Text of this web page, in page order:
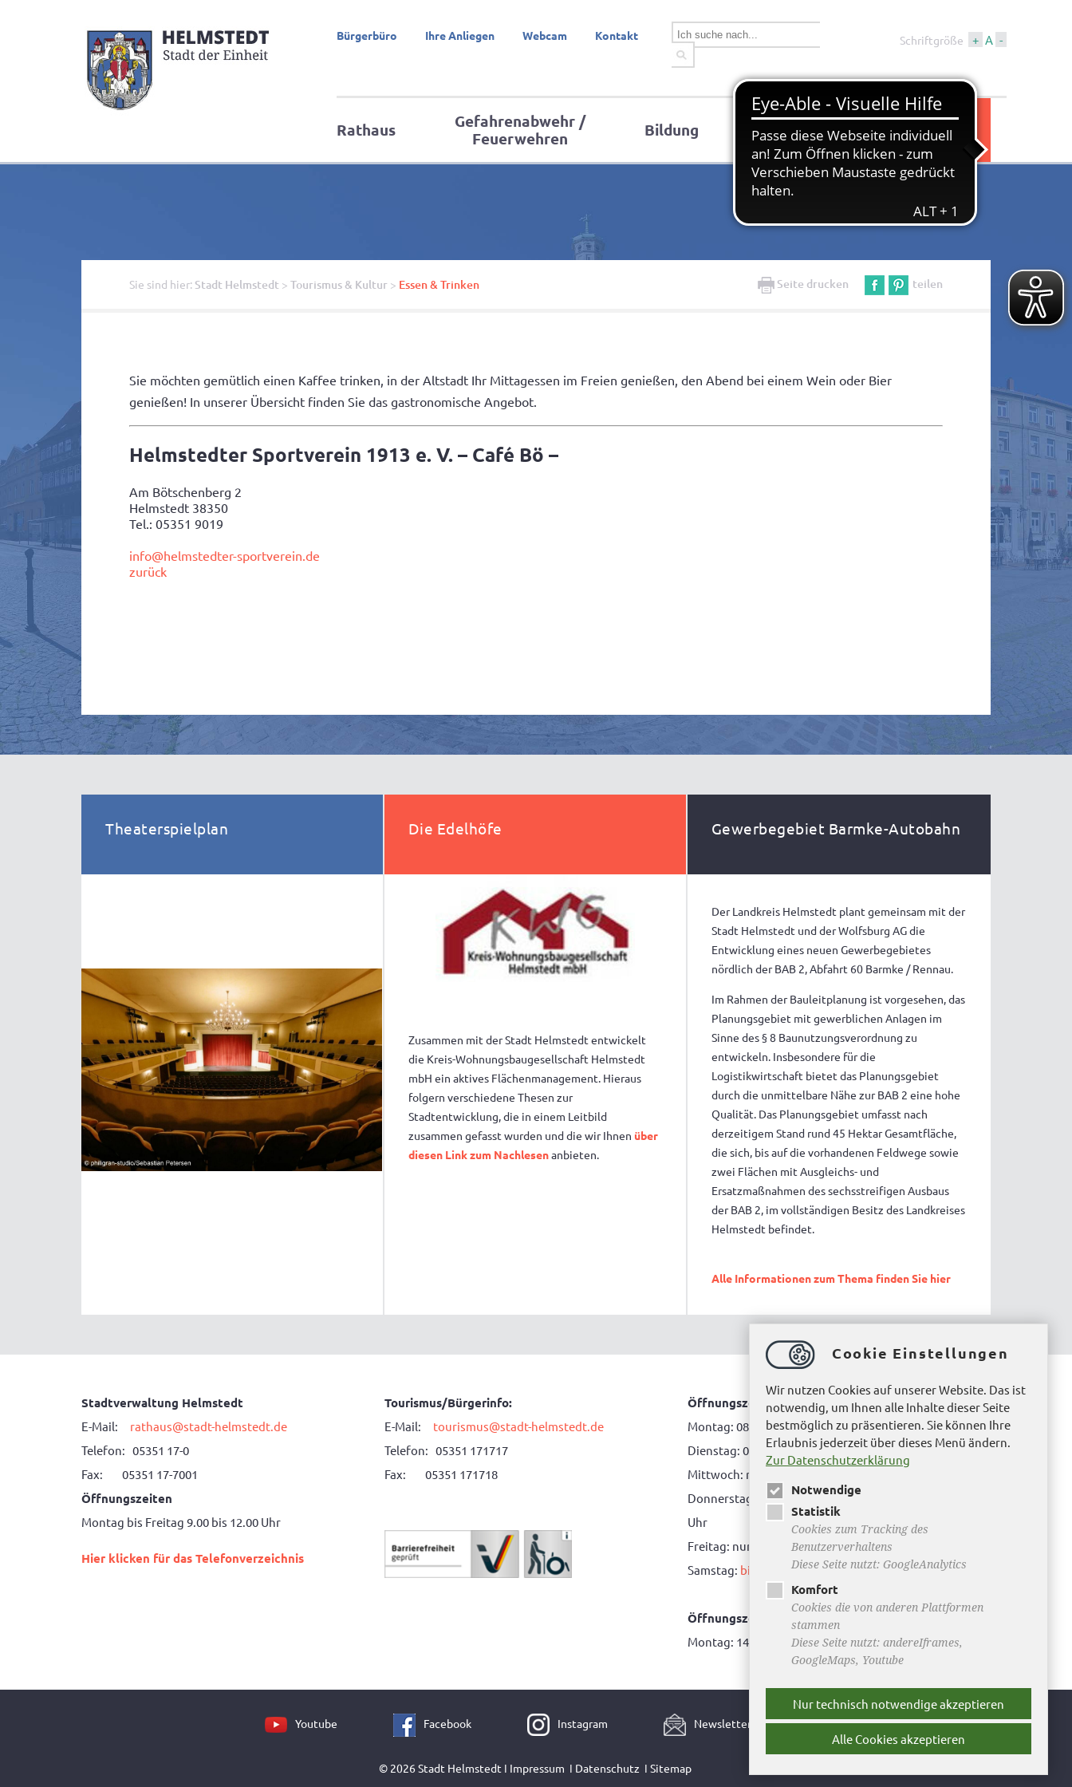
Bürgerbüro Ihre Anliegen Webcam Kontakt Schriftgröße + A -
Rathaus
Gefahrenabwehr /
Feuerwehren
Bildung
Wirtschaft &
Bauen
Tourismus &
Kultur
Sie sind hier: Stadt Helmstedt > Tourismus & Kultur > Essen & Trinken Seite drucken teilen
Sie möchten gemütlich einen Kaffee trinken, in der Altstadt Ihr Mittagessen im Freien genießen, den Abend bei einem Wein oder Bier
genießen! In unserer Übersicht finden Sie das gastronomische Angebot.
Helmstedter Sportverein 1913 e. V. – Café Bö –
Am Bötschenberg 2
Helmstedt 38350
Tel.: 05351 9019
info@helmstedter-sportverein.de
zurück
Theaterspielplan Die Edelhöfe
Zusammen mit der Stadt Helmstedt entwickelt
die Kreis-Wohnungsbaugesellschaft Helmstedt
mbH ein aktives Flächenmanagement. Hieraus
folgern verschiedene Thesen zur
Stadtentwicklung, die in einem Leitbild
zusammen gefasst wurden und die wir Ihnen über
diesen Link zum Nachlesenanbieten.
Gewerbegebiet Barmke-Autobahn
Der Landkreis Helmstedt plant gemeinsam mit der
Stadt Helmstedt und der Wolfsburg AG die
Entwicklung eines neuen Gewerbegebietes
nördlich der BAB 2, Abfahrt 60 Barmke / Rennau.
Im Rahmen der Bauleitplanung ist vorgesehen, das
Planungsgebiet mit gewerblichen Anlagen im
Sinne des § 8 Baunutzungsverordnung zu
entwickeln. Insbesondere für die
Logistikwirtschaft bietet das Planungsgebiet
durch die unmittelbare Nähe zur BAB 2 eine hohe
Qualität. Das Planungsgebiet umfasst nach
derzeitigem Stand rund 45 Hektar Gesamtfläche,
die sich, bis auf die vorhandenen Feldwege sowie
zwei Flächen mit Ausgleichs- und
Ersatzmaßnahmen des sechsstreifigen Ausbaus
der BAB 2, im vollständigen Besitz des Landkreises
Helmstedt befindet.
Alle Informationen zum Thema finden Sie hier
Stadtverwaltung Helmstedt
E-Mail: rathaus@stadt-helmstedt.de
Telefon: 05351 17-0
Fax: 05351 17-7001
Öffnungszeiten
Montag bis Freitag 9.00 bis 12.00 Uhr
Hier klicken für das Telefonverzeichnis
Tourismus/Bürgerinfo:
E-Mail: tourismus@stadt-helmstedt.de
Telefon: 05351 171717
Fax: 05351 171718
Öffnungszeiten Bürgerbüro Helmstedt
Montag: 08.00 bis 12.00 Uhr
Dienstag: 08.00 bis 12.00 Uhr & 15.00 Uhr bis 17.00 Uhr
Mittwoch: nur nach Terminvereinbarung
Donnerstag: 08.00 bis 12.00 Uhr & 14.00 Uhr bis 16.00
Uhr
Freitag: nur nach Terminvereinbarung
Samstag: bitte hier klicken
Öffnungszeiten Bürgerbüro Büddenstedt
Montag: 14:00 bis 16:00 Uhr
Youtube Facebook Instagram Newsletter
© 2026 Stadt Helmstedt ǀ Impressum ǀ Datenschutz ǀ Sitemap
Cookie Einstellungen
Wir nutzen Cookies auf unserer Website. Das ist
notwendig, um Ihnen alle Inhalte dieser Seite
bestmöglich zu präsentieren. Sie können Ihre
Erlaubnis jederzeit über dieses Menü ändern.
Zur Datenschutzerklärung
Notwendige
Statistik
Cookies zum Tracking des
Benutzerverhaltens
Diese Seite nutzt: GoogleAnalytics
Komfort
Cookies die von anderen Plattformen
stammen
Diese Seite nutzt: andereIframes,
GoogleMaps, Youtube
Nur technisch notwendige akzeptieren
Alle Cookies akzeptieren